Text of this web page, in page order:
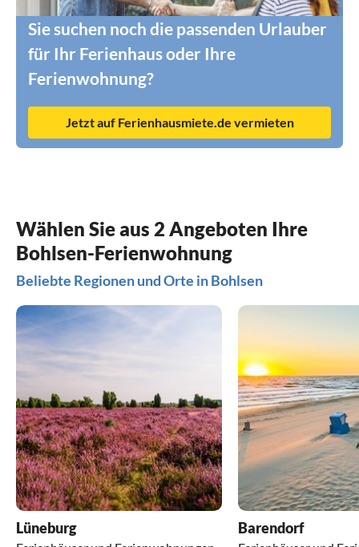
Sie suchen noch die passenden Urlauber
für Ihr Ferienhaus oder Ihre
Ferienwohnung?
Jetzt auf Ferienhausmiete.de vermieten
Wählen Sie aus 2 Angeboten Ihre
Bohlsen-Ferienwohnung
Beliebte Regionen und Orte in Bohlsen
Lüneburg Barendorf